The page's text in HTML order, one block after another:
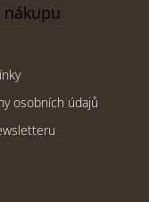
osobních údajů